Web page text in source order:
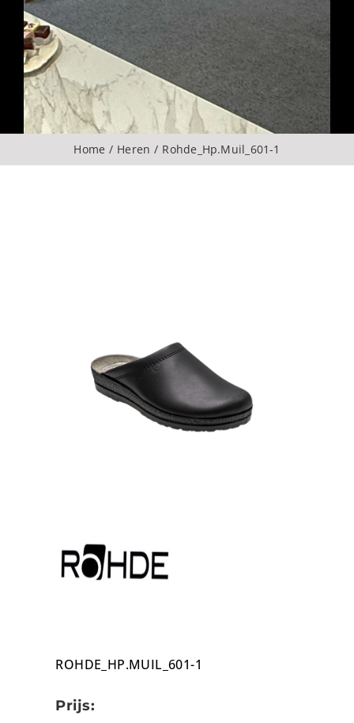
Over ons
CONTACT
Home Heren Rohde_Hp.Muil_601-1
ROHDE_HP.MUIL_601-1
Prijs: